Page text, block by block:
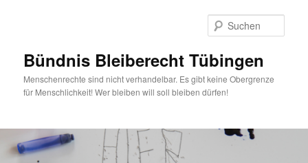
Bündnis Bleiberecht Tübingen
Menschenrechte sind nicht verhandelbar. Es gibt keine Obergrenze
für Menschlichkeit! Wer bleiben will soll bleiben dürfen!